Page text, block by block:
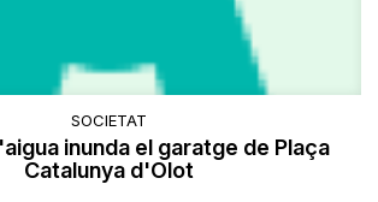
SOCIETAT
inunda el garatge de Plaça
Catalunya d'Olot